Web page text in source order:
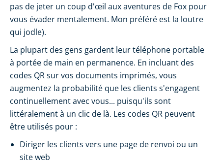
pas de jeter un coup d'œil aux aventures de Fox pour
vous évader mentalement. Mon préféré est la loutre
qui jodle).
La plupart des gens gardent leur téléphone portable
à portée de main en permanence. En incluant des
codes QR sur vos documents imprimés, vous
augmentez la probabilité que les clients s'engagent
continuellement avec vous... puisqu'ils sont
littéralement à un clic de là. Les codes QR peuvent
être utilisés pour :
Diriger les clients vers une page de renvoi ou un
site web